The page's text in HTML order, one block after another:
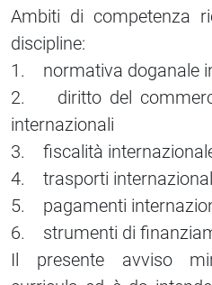
Ambiti di competenza
discipline:
1. normativa doganale
2. diritto del
internazionali
3. fiscalità
4. trasporti
5. pagamenti
6. strumenti di
Il presente avviso